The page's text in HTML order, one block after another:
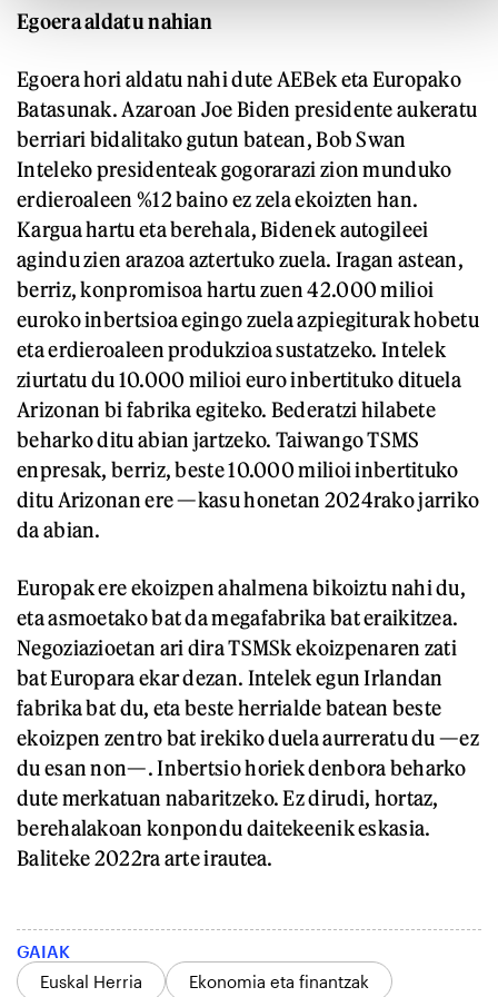
Egoera aldatu nahian
Egoera hori aldatu nahi dute AEBek eta Europako
Batasunak. Azaroan Joe Biden presidente aukeratu
berriari bidalitako gutun batean, Bob Swan
Inteleko presidenteak gogorarazi zion munduko
erdieroaleen %12 baino ez zela ekoizten han.
Kargua hartu eta berehala, Bidenek autogileei
agindu zien arazoa aztertuko zuela. Iragan astean,
berriz, konpromisoa hartu zuen 42.000 milioi
euroko inbertsioa egingo zuela azpiegiturak hobetu
eta erdieroaleen produkzioa sustatzeko. Intelek
ziurtatu du 10.000 milioi euro inbertituko dituela
Arizonan bi fabrika egiteko. Bederatzi hilabete
beharko ditu abian jartzeko. Taiwango TSMS
enpresak, berriz, beste 10.000 milioi inbertituko
ditu Arizonan ere —kasu honetan 2024rako jarriko
da abian.
Europak ere ekoizpen ahalmena bikoiztu nahi du,
eta asmoetako bat da megafabrika bat eraikitzea.
Negoziazioetan ari dira TSMSk ekoizpenaren zati
bat Europara ekar dezan. Intelek egun Irlandan
fabrika bat du, eta beste herrialde batean beste
ekoizpen zentro bat irekiko duela aurreratu du —ez
du esan non—. Inbertsio horiek denbora beharko
dute merkatuan nabaritzeko. Ez dirudi, hortaz,
berehalakoan konpondu daitekeenik eskasia.
Baliteke 2022ra arte irautea.
GAIAK
Euskal Herria
Ekonomia eta finantzak